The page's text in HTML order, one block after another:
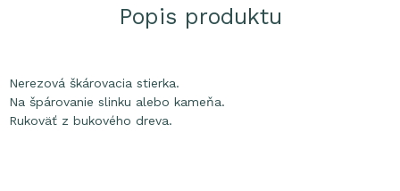
Popis produktu
Nerezová škárovacia stierka.
Na špárovanie slinku alebo kameňa.
Rukoväť z bukového dreva.